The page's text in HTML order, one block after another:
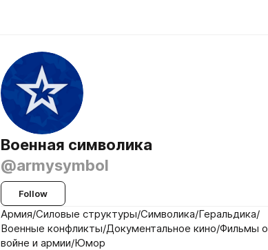
Военная символика
@armysymbol
Follow
Армия/Силовые структуры/Символика/Геральдика/
Военные конфликты/Документальное кино/Фильмы о
войне и армии/Юмор